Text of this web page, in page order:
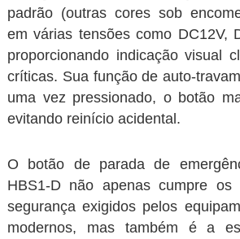
padrão (outras cores sob
em várias tensões como DC12V,
proporcionando indicação visual
críticas. Sua função de auto-
uma vez pressionado, o botão
evitando reinício acidental.
O botão de parada de
HBS1-D não apenas cumpre os
segurança exigidos pelos
modernos, mas também é a